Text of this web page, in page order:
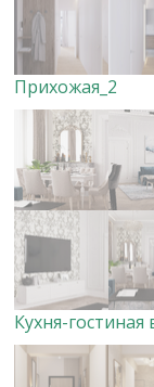
Прихожая_2